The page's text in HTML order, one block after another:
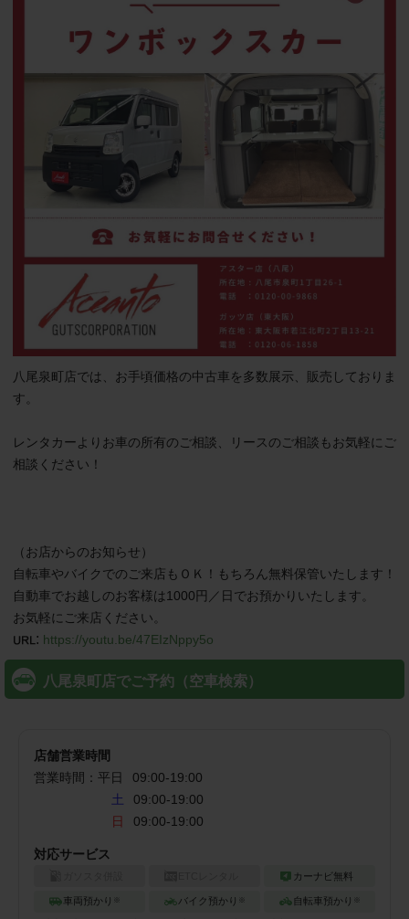
八尾泉町店では、お手頃価格の中古車を多数展示、販売しておりま
す。
レンタカーよりお車の所有のご相談、リースのご相談もお気軽にご
相談ください！
（お店からのお知らせ）
自転車やバイクでのご来店もＯＫ！もちろん無料保管いたします！
自動車でお越しのお客様は1000円／日でお預かりいたします。
お気軽にご来店ください。
: https://youtu.be/47EIzNppy5o
八尾泉町店でご予約（空車検索）
店舗営業時間
営業時間： 平日 09:00-19:00
土
09:00-19:00
日
09:00-19:00
対応サービス
カーナビ無料
車両預かり ※ バイク預かり ※ 自転車預かり ※